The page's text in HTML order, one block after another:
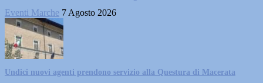
Eventi Marche 7 Agosto 2026
Undici nuovi agenti prendono servizio alla Questura di Macerata